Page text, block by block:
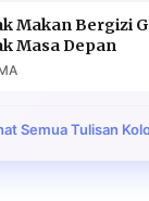
Makan Bergizi
Masa Depan
Semua Tulisan